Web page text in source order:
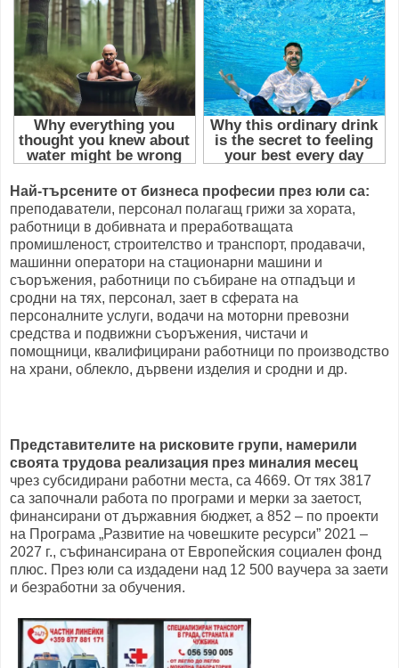
Най-търсените от бизнеса професии през юли са:
преподаватели, персонал полагащ грижи за хората,
работници в добивната и преработващата
промишленост, строителство и транспорт, продавачи,
машинни оператори на стационарни машини и
съоръжения, работници по събиране на отпадъци и
сродни на тях, персонал, зает в сферата на
персоналните услуги, водачи на моторни превозни
средства и подвижни съоръжения, чистачи и
помощници, квалифицирани работници по производство
на храни, облекло, дървени изделия и сродни и др.
Представителите на рисковите групи, намерили
своята трудова реализация през миналия месец
чрез субсидирани работни места, са 4669. От тях 3817
са започнали работа по програми и мерки за заетост,
финансирани от държавния бюджет, а 852 – по проекти
на Програма „Развитие на човешките ресурси” 2021 –
2027 г., съфинансирана от Европейския социален фонд
плюс. През юли са издадени над 12 500 ваучера за заети
и безработни за обучения.